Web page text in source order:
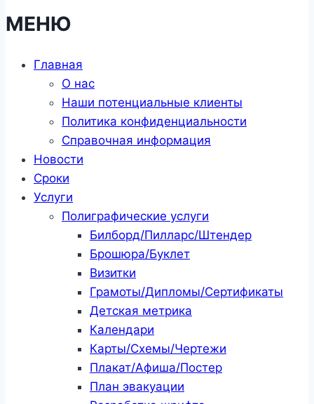
МЕНЮ
Главная
О нас
Наши потенциальные клиенты
Политика конфиденциальности
Справочная информация
Новости
Сроки
Услуги
Полиграфические услуги
Билборд/Пилларс/Штендер
Брошюра/Буклет
Визитки
Грамоты/Дипломы/Сертификаты
Детская метрика
Календари
Карты/Схемы/Чертежи
Плакат/Афиша/Постер
План эвакуации